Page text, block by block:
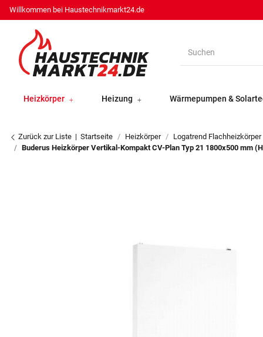
Willkommen bei Haustechnikmarkt24.de
Heizkörper Heizung Wärmepumpen &
Zurück zur Liste Startseite Heizkörper Logatrend
Buderus Heizkörper Vertikal-Kompakt CV-Plan Typ 21 1800x500 mm